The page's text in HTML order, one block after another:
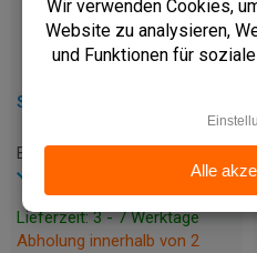
B-TARA-DD02
Lieferzeit: 3 - 7 Werktage
Abholung innerhalb von 2